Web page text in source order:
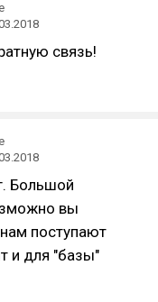
связь!
Большой
вы
поступают
и для "базы"